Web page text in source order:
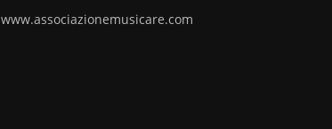
www.associazionemusicare.com